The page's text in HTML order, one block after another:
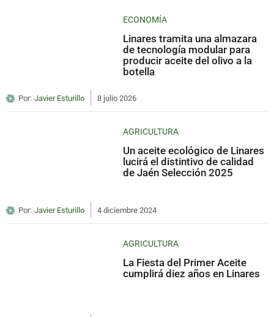
ECONOMÍA
Linares tramita una almazara
de tecnología modular para
producir aceite del olivo a la
botella
Por: Javier Esturillo 8 julio 2026
AGRICULTURA
Un aceite ecológico de Linares
lucirá el distintivo de calidad
de Jaén Selección 2025
Por: Javier Esturillo 4 diciembre 2024
AGRICULTURA
La Fiesta del Primer Aceite
cumplirá diez años en Linares